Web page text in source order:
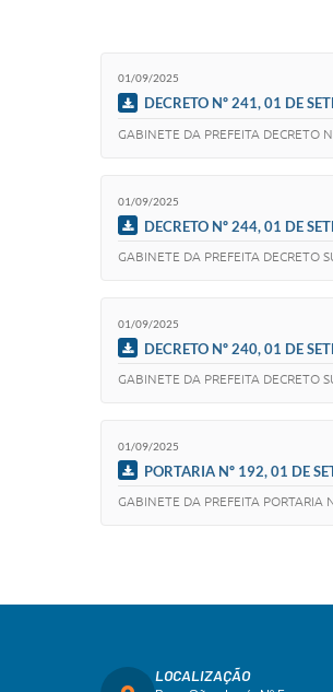
01/09/2025
DECRETO Nº 241, 01 DE
GABINETE DA PREFEITA
01/09/2025
DECRETO Nº 244, 01 DE
GABINETE DA PREFEITA
01/09/2025
DECRETO Nº 240, 01 DE
GABINETE DA PREFEITA
01/09/2025
PORTARIA Nº 192, 01 DE
GABINETE DA PREFEITA
LOCALIZAÇÃO